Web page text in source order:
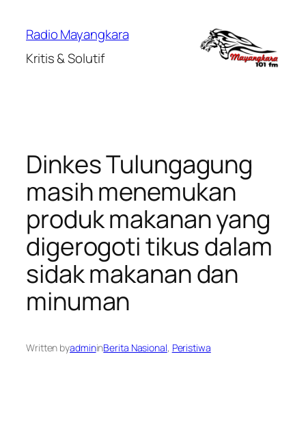
Radio Mayangkara
Kritis & Solutif
Dinkes Tulungagung
masih menemukan
produk makanan yang
digerogoti tikus dalam
sidak makanan dan
minuman
Written byadmininBerita Nasional, Peristiwa